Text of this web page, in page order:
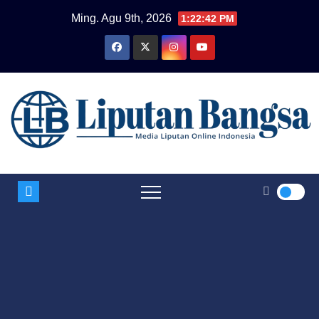
Ming. Agu 9th, 2026 1:22:42 PM